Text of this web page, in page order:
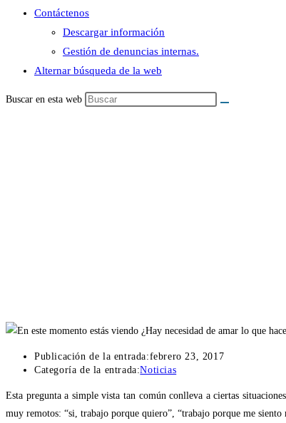
Contáctenos
Descargar información
Gestión de denuncias internas.
Alternar búsqueda de la web
Buscar en esta web
Publicación de la entrada:febrero 23, 2017
Categoría de la entrada:Noticias
Esta pregunta a simple vista tan común conlleva a ciertas
muy remotos: “si, trabajo porque quiero”, “trabajo porque me